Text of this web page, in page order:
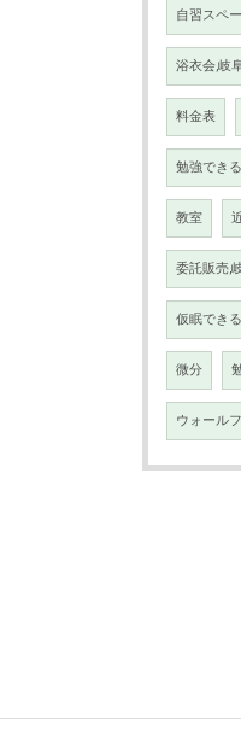
自習スペ
浴衣会,岐
料金表
勉強でき
教室
委託販売,
仮眠でき
微分
ウォール